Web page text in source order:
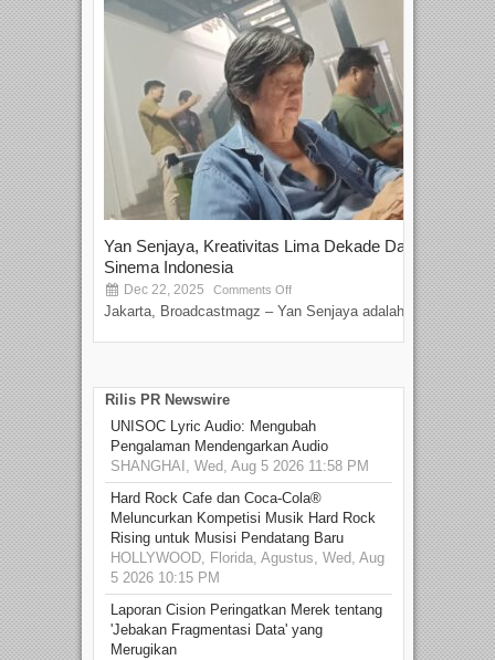
Yan Senjaya, Kreativitas Lima Dekade Dalam
Sinema Indonesia
Dec 22, 2025 Comments Off
Jakarta, Broadcastmagz – Yan Senjaya adalah...
Rilis PR Newswire
UNISOC Lyric Audio: Mengubah
Pengalaman Mendengarkan Audio
SHANGHAI, Wed, Aug 5 2026 11:58 PM
Hard Rock Cafe dan Coca-Cola®
Meluncurkan Kompetisi Musik Hard Rock
Rising untuk Musisi Pendatang Baru
HOLLYWOOD, Florida, Agustus, Wed, Aug
5 2026 10:15 PM
Laporan Cision Peringatkan Merek tentang
'Jebakan Fragmentasi Data' yang
Merugikan